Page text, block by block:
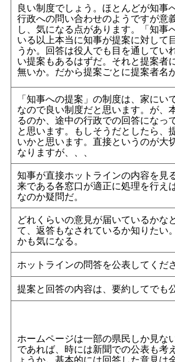
良い制度でしょう。ほとんどが知事
行政への問い合わせのようですが意
し、気になる点があります。「知事
いる以上本当に知事が提案に対して
うか。回答は役人でも目を通してい
い提案もあるはずだ。それと提案者
無いか。だから提案ごとに提案者名
「知事への提案」の制度は、家にい
なので良い制度だと思います。が、
るのか、途中の行政での回答になっ
と思います。もしそうだとしたら、
いかと思います。直接というのが大
なりますが、、、
知事が直接ホットラインの内容を見
来である各窓口が適正に処理を行え
なのか疑問だ。
どれくらいの意見が届いているかな
て、返答もなされているか知りたい
かも気になる。
ホットラインの問答を公表してくださ
提案と回答の内容は、要約してでも
ホームページは一部の県民しか見な
であれば、時には新聞での公表も考